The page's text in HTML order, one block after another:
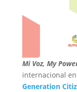
Mi Voz, My
internacional
Generation